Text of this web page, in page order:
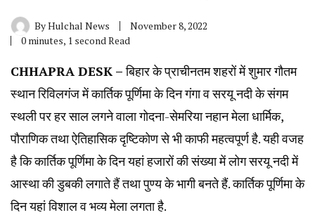
ByHulchal News
November 8, 2022
0 minutes, 1 second Read
CHHAPRA DESK –बिहार के प्राचीनतम शहरों में शुमार गौतम
स्थान रिविलगंज में कार्तिक पूर्णिमा के दिन गंगा व सरयू नदी के संगम
स्थली पर हर साल लगने वाला गोदना-सेमरिया नहान मेला धार्मिक,
पौराणिक तथा ऐतिहासिक दृष्टिकोण से भी काफी महत्वपूर्ण है. यही वजह
है कि कार्तिक पूर्णिमा के दिन यहां हजारों की संख्या में लोग सरयू नदी में
आस्था की डुबकी लगाते हैं तथा पुण्य के भागी बनते हैं. कार्तिक पूर्णिमा के
दिन यहां विशाल व भव्य मेला लगता है.